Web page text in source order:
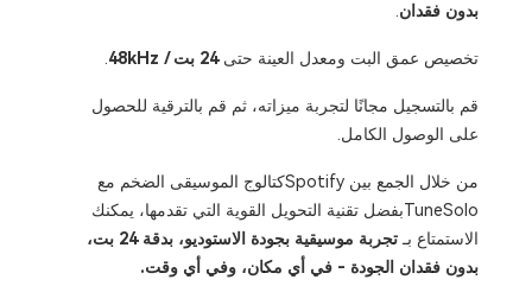
بدون فقدان
تخصيص عمق البت ومعدل العينة حتى24 بت / 48kHz
قم بالتسجيل مجانًا لتجربة ميزاته، ثم قم بالترقية للحصول
على الوصول الكامل.
من خلال الجمع بين Spotifyكتالوج الموسيقى الضخم مع
TuneSoloبفضل تقنية التحويل القوية التي تقدمها، يمكنك
الاستمتاع بـ
تجربة موسيقية بجودة الاستوديو، بدقة 24 بت،
بدون فقدان الجودة - في أي مكان، وفي أي وقت.